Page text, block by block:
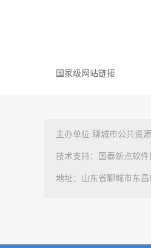
国家级网站链接
主办单位:聊城市公共资
技术支持：国泰新点软件
地址：山东省聊城市东昌